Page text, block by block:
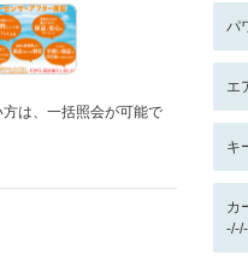
は、一括照会が可能で
パ
エ
キ
カ